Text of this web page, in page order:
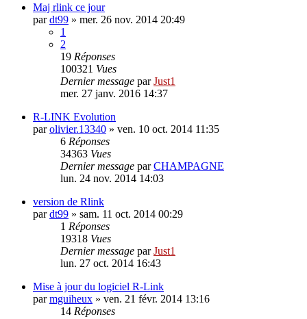
Maj rlink ce jour
pardt99 » mer. 26 nov. 2014 20:49
1
2
19 Réponses
100321 Vues
Dernier message parJust1
mer. 27 janv. 2016 14:37
R-LINK Evolution
parolivier.13340 » ven. 10 oct. 2014 11:35
6 Réponses
34363 Vues
Dernier message parCHAMPAGNE
lun. 24 nov. 2014 14:03
version de Rlink
pardt99 » sam. 11 oct. 2014 00:29
1 Réponses
19318 Vues
Dernier message parJust1
lun. 27 oct. 2014 16:43
Mise à jour du logiciel R-Link
parmguiheux » ven. 21 févr. 2014 13:16
14 Réponses